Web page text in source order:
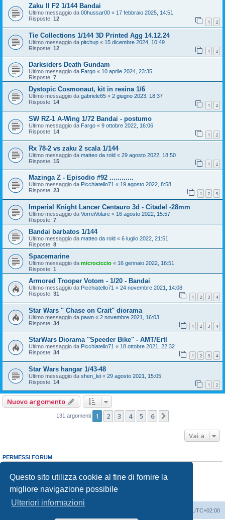
Questo sito utilizza cookie al fine di fornire la
migliore navigazione possibile
Ulteriori informazioni
Zaku II F2 1/144 Bandai
Ultimo messaggio da 00hussar00 « 17 febbraio 2025, 14:51
Risposte: 12 1 2
Tie Collections 1/144 3D Printed Agg 14.12.24
Ultimo messaggio da pitchup « 15 dicembre 2024, 10:49
Risposte: 12 1 2
Darksiders Death Gundam
Ultimo messaggio da Fargo « 10 aprile 2024, 23:35
Risposte: 7
Dystopic Cosmonaut, kit in resina 1/6
Ultimo messaggio da gabriele65 « 2 giugno 2023, 18:37
Risposte: 14 1 2
SW RZ-1 A-Wing 1/72 Bandai - postumo
Ultimo messaggio da Fargo « 9 ottobre 2022, 16:06
Risposte: 14 1 2
Rx 78-2 vs zaku 2 scala 1/144
Ultimo messaggio da matteo da rold « 29 agosto 2022, 18:50
Risposte: 15 1 2
Mazinga Z - Episodio #92 ............
Ultimo messaggio da Picchiatello71 « 19 agosto 2022, 8:58
Risposte: 23 1 2 3
Imperial Knight Lancer Centauro 3d - Citadel -28mm
Ultimo messaggio da VorreiVolare « 16 agosto 2022, 15:57
Risposte: 7
Bandai barbatos 1/144
Ultimo messaggio da matteo da rold « 6 luglio 2022, 21:51
Risposte: 8
Spacemarine
Ultimo messaggio da microciccio « 16 gennaio 2022, 16:51
Risposte: 1
Armored Trooper Votom - 1/20 - Bandai
Ultimo messaggio da Picchiatello71 « 24 novembre 2021, 14:08
Risposte: 31 1 2 3 4
Star Wars " Chase on Crait" diorama
Ultimo messaggio da pawn « 2 novembre 2021, 16:03
Risposte: 34 1 2 3 4
StarWars Diorama "Speeder Bike" - AMT/Ertl
Ultimo messaggio da Picchiatello71 « 18 ottobre 2021, 22:32
Risposte: 34 1 2 3 4
Star Wars hangar 1/43-48
Ultimo messaggio da shen_lei « 29 agosto 2021, 15:05
Risposte: 14 1 2
Nuovo argomento
131 argomenti 1 2 3 4 5 6
Vai a
PERMESSI FORUM
Non puoirispondere negli argomenti
Non puoimodificare i tuoi messaggi
Non puoicancellare i tuoi messaggi
Non puoi
inviare allegati
UTC+02:00